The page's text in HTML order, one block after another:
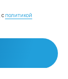
, с политикой